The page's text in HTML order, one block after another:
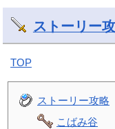
ストーリー
TOP
ストーリー攻略
こばみ谷